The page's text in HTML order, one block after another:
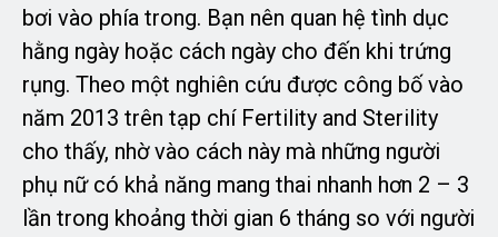
bơi vào phía trong. Bạn nên quan hệ tình dục
hằng ngày hoặc cách ngày cho đến khi trứng
rụng. Theo một nghiên cứu được công bố vào
năm 2013 trên tạp chí Fertility and Sterility
cho thấy, nhờ vào cách này mà những người
phụ nữ có khả năng mang thai nhanh hơn 2 – 3
lần trong khoảng thời gian 6 tháng so với người